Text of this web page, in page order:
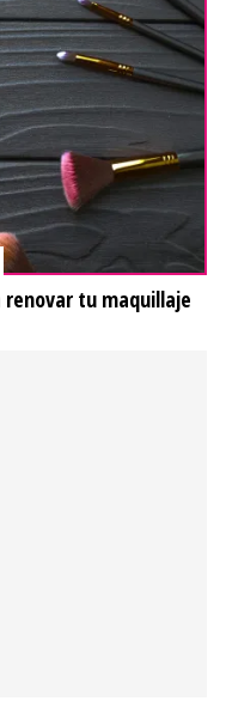
renovar tu maquillaje